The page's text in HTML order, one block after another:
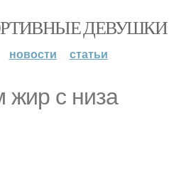
ДЕВУШКИ
новости статьи
с низа